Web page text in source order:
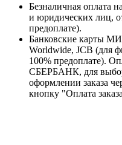
Безналичная оплата
и юридических лиц,
предоплате).
Банковские карты
Worldwide, JCB (для
100% предоплате).
СБЕРБАНК, для
оформлении заказа
кнопку "Оплата